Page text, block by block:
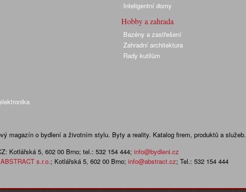
Inteligentní domy
Hobby a zahrada
Bazény a zastřešení
Zahradní architektura
Rady kutilům
magazín o bydlení a životním stylu. Byty a reality. Katalog firem, produktů a služeb.
Kotlářská 5, 602 00 Brno; tel.: 532 154 444; info@bydleni.cz
ABSTRACT s.r.o.; Kotlářská 5, 602 00 Brno; info@abstract.cz; Tel.: 532 154 444